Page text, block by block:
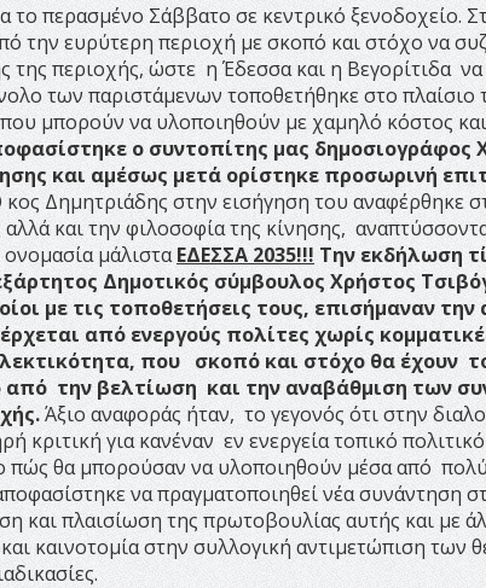
περασμένο Σάββατο σε κεντρικό ξενοδοχείο.
την ευρύτερη περιοχή με σκοπό και στόχο να
της περιοχής, ώστε η Έδεσσα και η Βεγορίτιδα να
των παριστάμενων τοποθετήθηκε στο πλαίσιο
μπορούν να υλοποιηθούν με χαμηλό κόστος
ο συντοπίτης μας δημοσιογράφος
και αμέσως μετά ορίστηκε προσωρινή
Δημητριάδης στην εισήγηση του αναφέρθηκε
και την φιλοσοφία της κίνησης,
μάλισταΕΔΕΣΣΑ 2035!!! Την εκδήλωση
Δημοτικός σύμβουλος Χρήστος
με τις τοποθετήσεις τους, επισήμαναν την
από ενεργούς πολίτες χωρίς
που σκοπό και στόχο θα έχουν
από την βελτίωση και την αναβάθμιση των
Άξιο αναφοράς ήταν, το γεγονός ότι στην
για κανέναν εν ενεργεία τοπικό
πώς θα μπορούσαν να υλοποιηθούν μέσα από
να πραγματοποιηθεί νέα συνάντηση
και πλαισίωση της πρωτοβουλίας αυτής και με
καινοτομία στην συλλογική αντιμετώπιση των